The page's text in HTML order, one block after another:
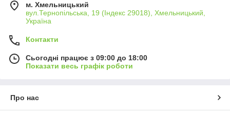
м. Хмельницький
вул.Тернопільська, 19 (Індекс 29018), Хмельницький,
Україна
Контакти
Сьогодні працює з 09:00 до 18:00
Показати весь графік роботи
Про нас